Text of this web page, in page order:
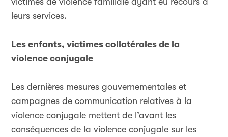
leurs services.
Les enfants, victimes collatérales de la
violence conjugale
Les dernières mesures gouvernementales et
campagnes de communication relatives à la
violence conjugale mettent de l’avant les
conséquences de la violence conjugale sur les